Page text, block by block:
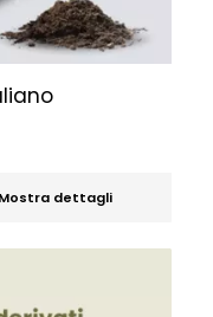
Mostra dettagli